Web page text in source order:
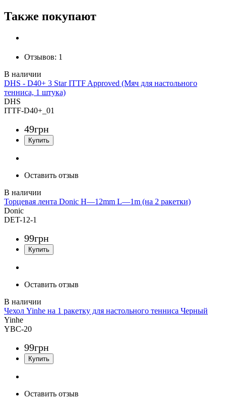
Также покупают
Отзывов: 1
DHS - D40+ 3 Star ITTF Approved (Мяч для настольного
тенниса, 1 штука)
DHS
ITTF-D40+_01
49грн
Оставить отзыв
Торцевая лента Donic H—12mm L—1m (на 2 ракетки)
Donic
DET-12-1
99грн
Оставить отзыв
Чехол Yinhe на 1 ракетку для настольного тенниса Черный
Yinhe
YBC-20
99грн
Оставить отзыв